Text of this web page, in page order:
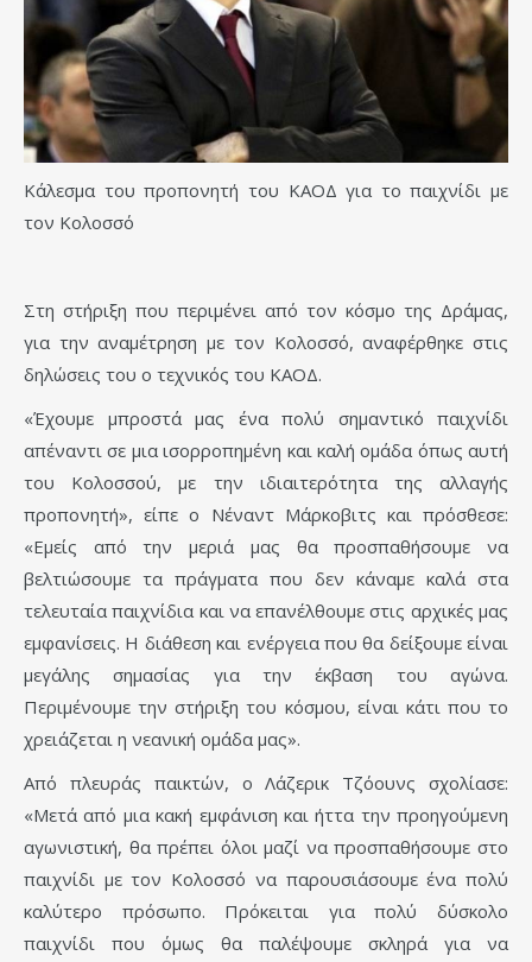
Κάλεσμα του προπονητή του ΚΑΟΔ για το παιχνίδι με
τον Κολοσσό
Στη στήριξη που περιμένει από τον κόσμο της Δράμας,
για την αναμέτρηση με τον Κολοσσό, αναφέρθηκε στις
δηλώσεις του ο τεχνικός του ΚΑΟΔ.
«Έχουμε μπροστά μας ένα πολύ σημαντικό παιχνίδι
απέναντι σε μια ισορροπημένη και καλή ομάδα όπως αυτή
του Κολοσσού, με την ιδιαιτερότητα της αλλαγής
προπονητή», είπε ο Νέναντ Μάρκοβιτς και πρόσθεσε:
«Εμείς από την μεριά μας θα προσπαθήσουμε να
βελτιώσουμε τα πράγματα που δεν κάναμε καλά στα
τελευταία παιχνίδια και να επανέλθουμε στις αρχικές μας
εμφανίσεις. Η διάθεση και ενέργεια που θα δείξουμε είναι
μεγάλης σημασίας για την έκβαση του αγώνα.
Περιμένουμε την στήριξη του κόσμου, είναι κάτι που το
χρειάζεται η νεανική ομάδα μας».
Από πλευράς παικτών, ο Λάζερικ Τζόουνς σχολίασε:
«Μετά από μια κακή εμφάνιση και ήττα την προηγούμενη
αγωνιστική, θα πρέπει όλοι μαζί να προσπαθήσουμε στο
παιχνίδι με τον Κολοσσό να παρουσιάσουμε ένα πολύ
καλύτερο πρόσωπο. Πρόκειται για πολύ δύσκολο
παιχνίδι που όμως θα παλέψουμε σκληρά για να